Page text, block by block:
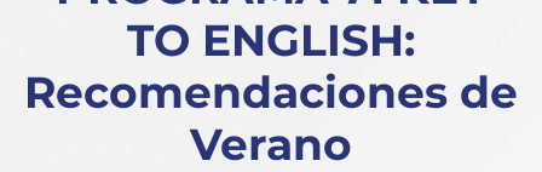
TO ENGLISH:
Recomendaciones de
Verano